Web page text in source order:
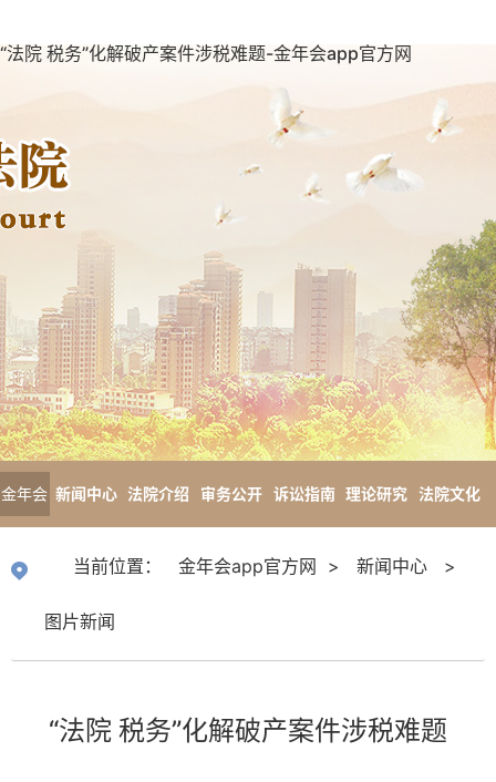
“法院 税务”化解破产案件涉税难题-金年会app官方网
金年会
方网
新闻中心 法院介绍 审务公开 诉讼指南 理论研究 法院文化
当前位置： 金年会app官方网 > 新闻中心 >
图片新闻
“法院 税务”化解破产案件涉税难题